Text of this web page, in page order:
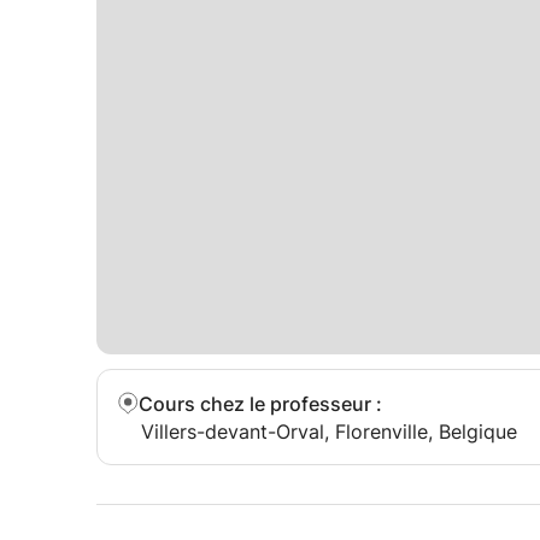
Cours chez le professeur :
Villers-devant-Orval, Florenville, Belgique